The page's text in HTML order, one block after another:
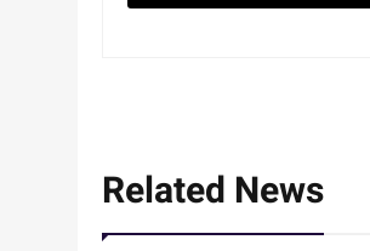
Related News